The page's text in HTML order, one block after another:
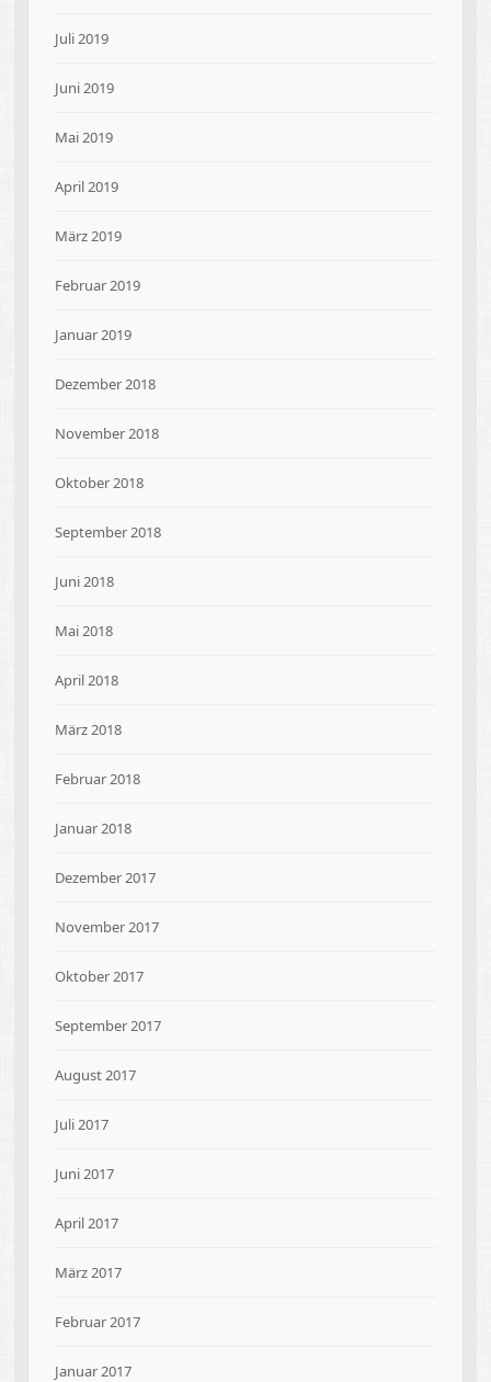
Juli 2019
Juni 2019
Mai 2019
April 2019
März 2019
Februar 2019
Januar 2019
Dezember 2018
November 2018
Oktober 2018
September 2018
Juni 2018
Mai 2018
April 2018
März 2018
Februar 2018
Januar 2018
Dezember 2017
November 2017
Oktober 2017
September 2017
August 2017
Juli 2017
Juni 2017
April 2017
März 2017
Februar 2017
Januar 2017